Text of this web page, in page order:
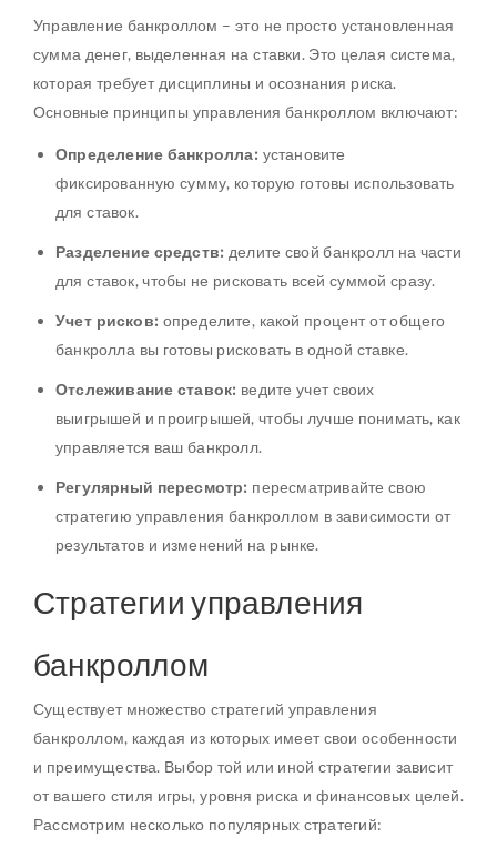
Управление банкроллом – это не просто установленная
сумма денег, выделенная на ставки. Это целая система,
которая требует дисциплины и осознания риска.
Основные принципы управления банкроллом включают:
Определение банкролла: установите
фиксированную сумму, которую готовы использовать
для ставок.
Разделение средств: делите свой банкролл на части
для ставок, чтобы не рисковать всей суммой сразу.
Учет рисков: определите, какой процент от общего
банкролла вы готовы рисковать в одной ставке.
Отслеживание ставок: ведите учет своих
выигрышей и проигрышей, чтобы лучше понимать, как
управляется ваш банкролл.
Регулярный пересмотр: пересматривайте свою
стратегию управления банкроллом в зависимости от
результатов и изменений на рынке.
Стратегии управления
банкроллом
Существует множество стратегий управления
банкроллом, каждая из которых имеет свои особенности
и преимущества. Выбор той или иной стратегии зависит
от вашего стиля игры, уровня риска и финансовых целей.
Рассмотрим несколько популярных стратегий: